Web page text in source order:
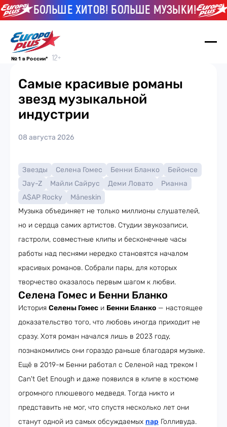
БОЛЬШЕ ХИТОВ! БОЛЬШЕ МУЗЫКИ!
№ 1 в России*
Самые красивые романы
звезд музыкальной
индустрии
08 августа 2026
Звезды Селена Гомес Бенни Бланко
Бейонсе
Jay-Z
Майли Сайрус Деми Ловато
Рианна
A$AP Rocky
Måneskin
Музыка объединяет не только миллионы слушателей,
но и сердца самих артистов. Студии звукозаписи,
гастроли, совместные клипы и бесконечные часы
работы над песнями нередко становятся началом
красивых романов. Собрали пары, для которых
творчество оказалось первым шагом к любви.
Селена Гомес и Бенни Бланко
История Селены Гомес и Бенни Бланко — настоящее
доказательство того, что любовь иногда приходит не
сразу. Хотя роман начался лишь в 2023 году,
познакомились они гораздо раньше благодаря музыке.
Ещё в 2019-м Бенни работал с Селеной над треком I
Can't Get Enough и даже появился в клипе в костюме
огромного плюшевого медведя. Тогда никто и
представить не мог, что спустя несколько лет они
станут одной из самых обсуждаемых пар Голливуда.